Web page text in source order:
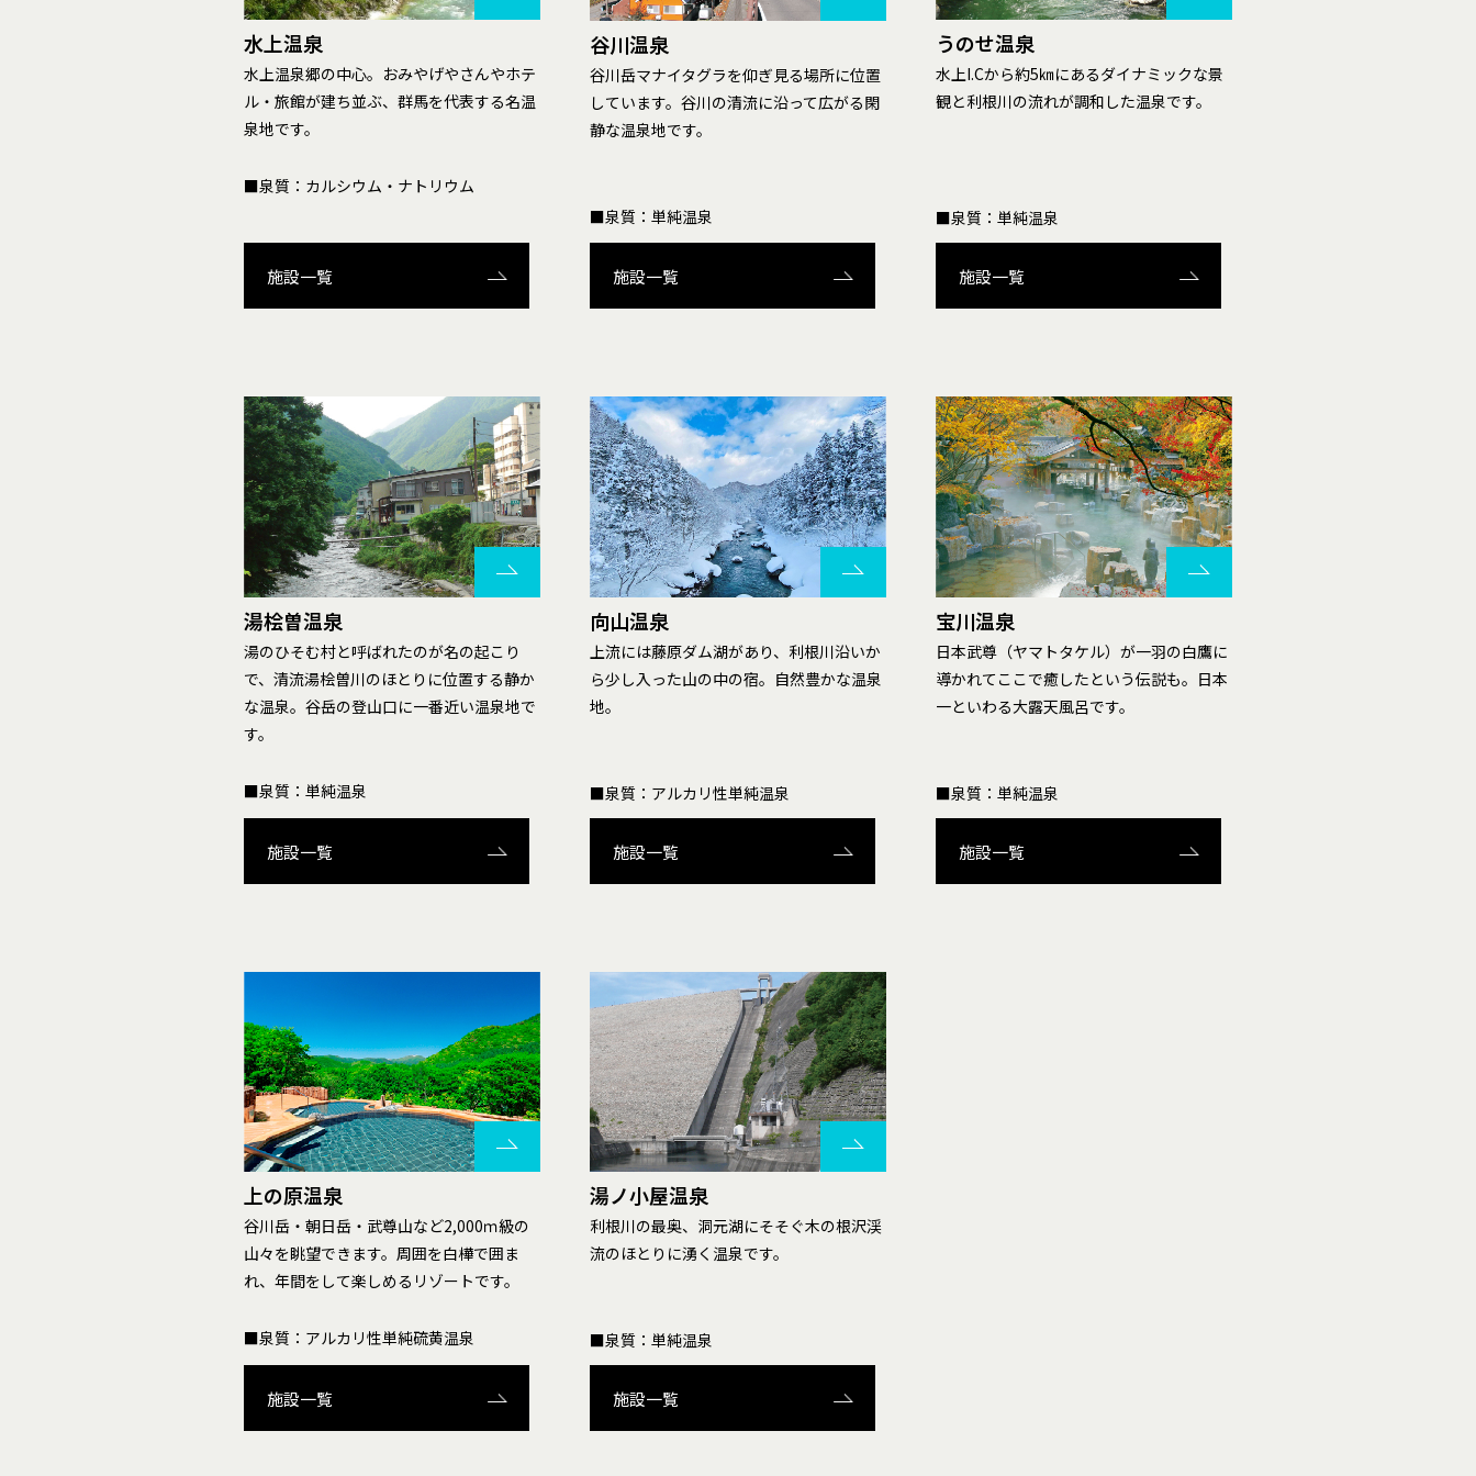
水上温泉
水上温泉郷の中心。おみやげやさんやホテ
ル・旅館が建ち並ぶ、群馬を代表する名温
泉地です。
■泉質：カルシウム・ナトリウム
施設一覧
谷川温泉
谷川岳マナイタグラを仰ぎ見る場所に位置
しています。谷川の清流に沿って広がる閑
静な温泉地です。
■泉質：単純温泉
施設一覧
うのせ温泉
水上I.Cから約5㎞にあるダイナミックな景
観と利根川の流れが調和した温泉です。
■泉質：単純温泉
施設一覧
湯桧曽温泉
湯のひそむ村と呼ばれたのが名の起こり
で、清流湯桧曽川のほとりに位置する静か
な温泉。谷岳の登山口に一番近い温泉地で
す。
■泉質：単純温泉
施設一覧
向山温泉
上流には藤原ダム湖があり、利根川沿いか
ら少し入った山の中の宿。自然豊かな温泉
地。
■泉質：アルカリ性単純温泉
施設一覧
宝川温泉
日本武尊（ヤマトタケル）が一羽の白鷹に
導かれてここで癒したという伝説も。日本
一といわる大露天風呂です。
■泉質：単純温泉
施設一覧
上の原温泉
谷川岳・朝日岳・武尊山など2,000ｍ級の
山々を眺望できます。周囲を白樺で囲ま
れ、年間をして楽しめるリゾートです。
■泉質：アルカリ性単純硫黄温泉
施設一覧
湯ノ小屋温泉
利根川の最奥、洞元湖にそそぐ木の根沢渓
流のほとりに湧く温泉です。
■泉質：単純温泉
施設一覧